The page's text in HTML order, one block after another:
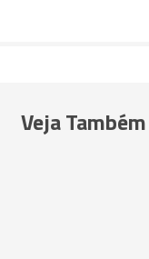
Veja Também